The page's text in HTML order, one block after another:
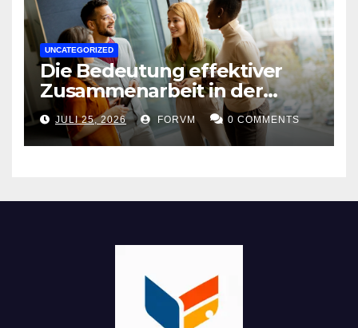
UNCATEGORIZED
Die Bedeutung effektiver
Zusammenarbeit in der
Arbeitswelt
JULI 25, 2026 FORVM 0 COMMENTS